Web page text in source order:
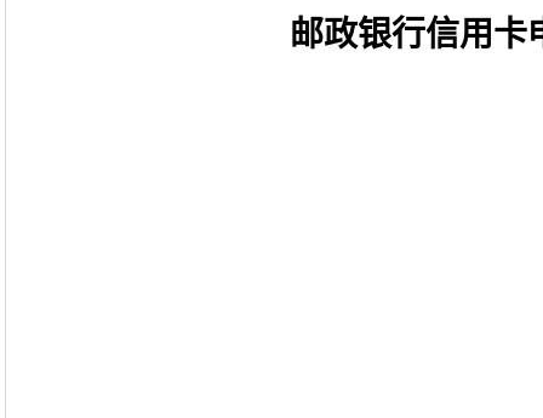
邮政银行信用卡